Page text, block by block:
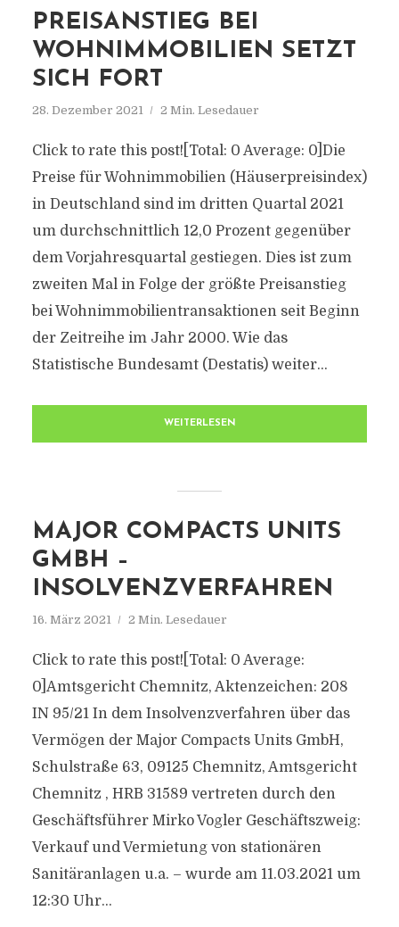
PREISANSTIEG BEI
WOHNIMMOBILIEN SETZT
SICH FORT
28. Dezember 2021 2 Min. Lesedauer
Click to rate this post![Total: 0 Average: 0]Die
Preise für Wohnimmobilien (Häuserpreisindex)
in Deutschland sind im dritten Quartal 2021
um durchschnittlich 12,0 Prozent gegenüber
dem Vorjahresquartal gestiegen. Dies ist zum
zweiten Mal in Folge der größte Preisanstieg
bei Wohnimmobilientransaktionen seit Beginn
der Zeitreihe im Jahr 2000. Wie das
Statistische Bundesamt (Destatis) weiter...
WEITERLESEN
MAJOR COMPACTS UNITS
GMBH –
INSOLVENZVERFAHREN
16. März 2021 2 Min. Lesedauer
Click to rate this post![Total: 0 Average:
0]Amtsgericht Chemnitz, Aktenzeichen: 208
IN 95/21 In dem Insolvenzverfahren über das
Vermögen der Major Compacts Units GmbH,
Schulstraße 63, 09125 Chemnitz, Amtsgericht
Chemnitz , HRB 31589 vertreten durch den
Geschäftsführer Mirko Vogler Geschäftszweig:
Verkauf und Vermietung von stationären
Sanitäranlagen u.a. – wurde am 11.03.2021 um
12:30 Uhr...